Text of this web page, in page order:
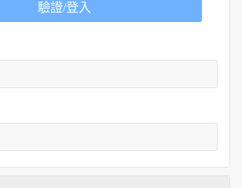
驗證/登入